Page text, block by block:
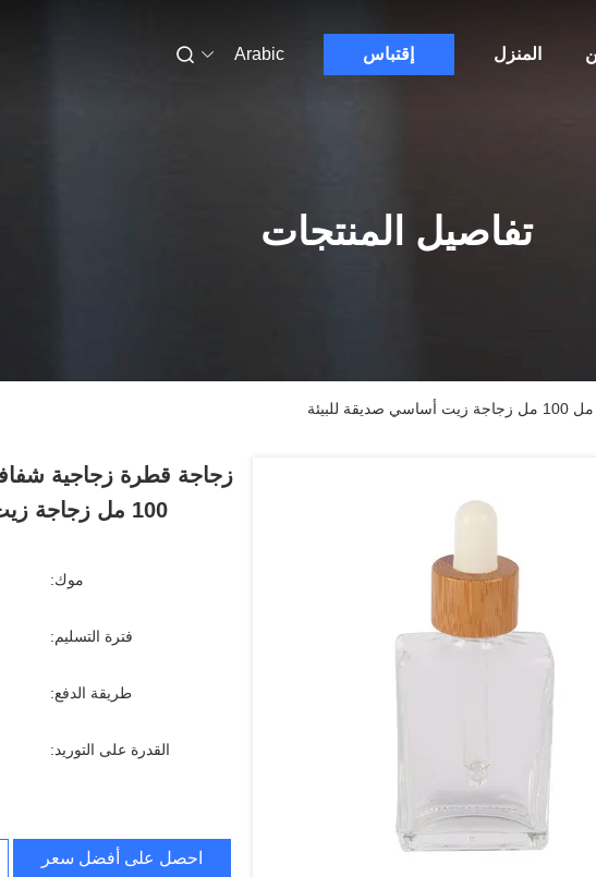
المنزل إقتباس Arabic
تفاصيل المنتجات
100 مل زجاجة زيت أساسي صديقة للبيئة
موك:
فترة التسليم:
طريقة الدفع:
القدرة على التوريد:
احصل على أفضل سعر